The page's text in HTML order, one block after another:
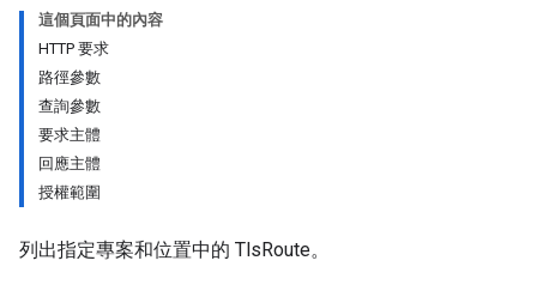
這個頁面中的內容
HTTP 要求
路徑參數
查詢參數
要求主體
回應主體
授權範圍
列出指定專案和位置中的 TlsRoute。